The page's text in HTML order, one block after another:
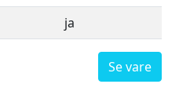
ja
Se vare